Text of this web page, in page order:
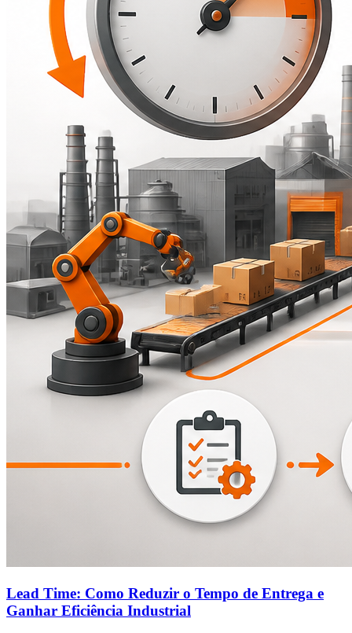
Lead Time: Como Reduzir o Tempo de Entrega e
Ganhar Eficiência Industrial